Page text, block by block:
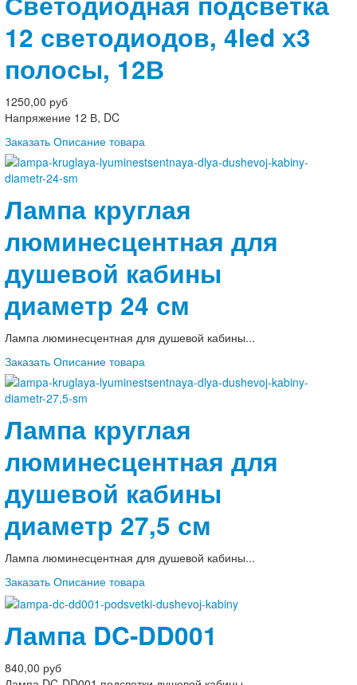
12 светодиодов, 4led х3
полосы, 12В
1250,00 руб
Напряжение 12 В, DC
Заказать Описание товара
Лампа круглая
люминесцентная для
душевой кабины
диаметр 24 см
Лампа люминесцентная для душевой кабины...
Заказать Описание товара
Лампа круглая
люминесцентная для
душевой кабины
диаметр 27,5 см
Лампа люминесцентная для душевой кабины...
Заказать Описание товара
Лампа DC-DD001
840,00 руб